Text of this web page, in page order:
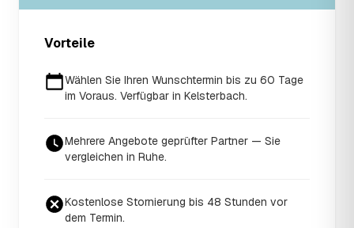
Vorteile
Wählen Sie Ihren Wunschtermin bis zu 60 Tage
im Voraus. Verfügbar in Kelsterbach.
Mehrere Angebote geprüfter Partner — Sie
vergleichen in Ruhe.
Kostenlose Stornierung bis 48 Stunden vor
dem Termin.